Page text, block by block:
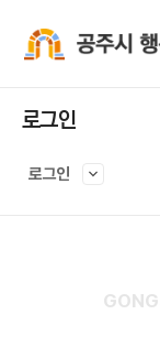
로그인
로그인